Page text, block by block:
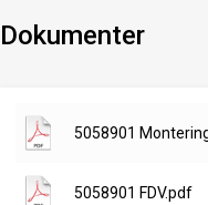
Dokumenter
5058901
5058901 FDV.pdf